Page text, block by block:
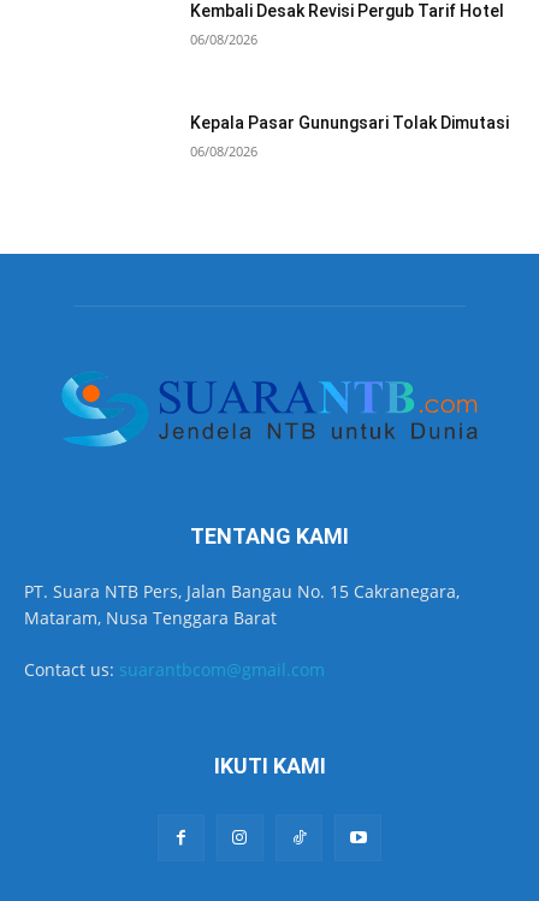
Kembali Desak Revisi Pergub Tarif Hotel
06/08/2026
Kepala Pasar Gunungsari Tolak Dimutasi
06/08/2026
TENTANG KAMI
PT. Suara NTB Pers, Jalan Bangau No. 15 Cakranegara,
Mataram, Nusa Tenggara Barat
Contact us: suarantbcom@gmail.com
IKUTI KAMI